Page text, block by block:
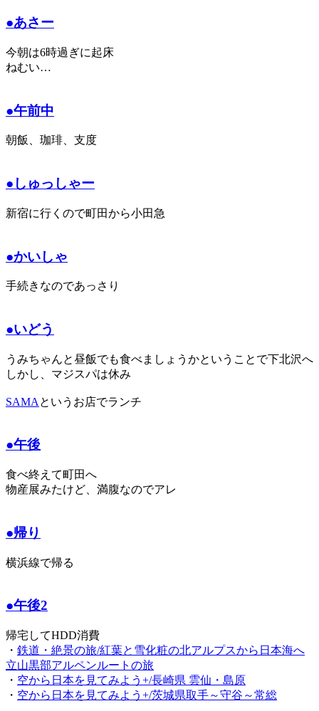
●あさー
今朝は6時過ぎに起床
ねむい…
●午前中
朝飯、珈琲、支度
●しゅっしゃー
新宿に行くので町田から小田急
●かいしゃ
手続きなのであっさり
●いどう
うみちゃんと昼飯でも食べましょうかということで下北沢へ
しかし、マジスパは休み
SAMA というお店でランチ
●午後
食べ終えて町田へ
物産展みたけど、満腹なのでアレ
●帰り
横浜線で帰る
●午後2
帰宅してHDD消費
・ 鉄道・絶景の旅/紅葉と雪化粧の北アルプスから日本海へ
立山黒部アルペンルートの旅
・ 空から日本を見てみよう+/長崎県 雲仙・島原
・ 空から日本を見てみよう+/茨城県取手～守谷～常総